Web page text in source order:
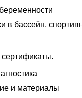
в бассейн,
и материалы